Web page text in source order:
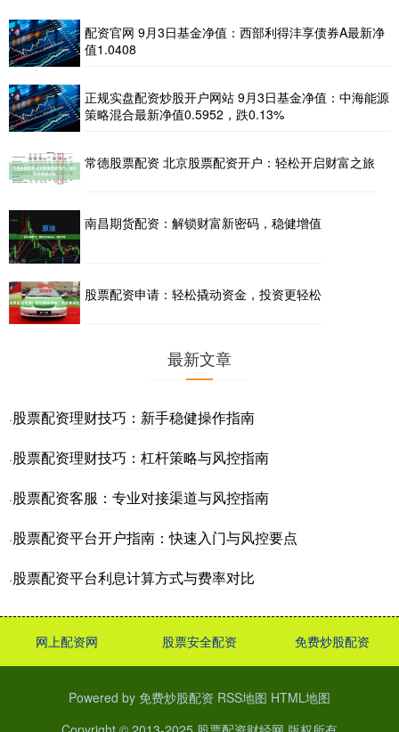
配资官网 9月3日基金净值：西部利得沣享债券A最新净
值1.0408
正规实盘配资炒股开户网站 9月3日基金净值：中海能源
策略混合最新净值0.5952，跌0.13%
常德股票配资 北京股票配资开户：轻松开启财富之旅
南昌期货配资：解锁财富新密码，稳健增值
股票配资申请：轻松撬动资金，投资更轻松
最新文章
·股票配资理财技巧：新手稳健操作指南
·股票配资理财技巧：杠杆策略与风控指南
·股票配资客服：专业对接渠道与风控指南
·股票配资平台开户指南：快速入门与风控要点
·股票配资平台利息计算方式与费率对比
网上配资网 股票安全配资 免费炒股配资
Powered by 免费炒股配资 RSS地图 HTML地图